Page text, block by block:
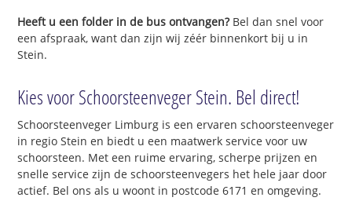
Heeft u een folder in de bus ontvangen?Bel dan snel voor
een afspraak, want dan zijn wij zéér binnenkort bij u in
Stein.
Kies voor Schoorsteenveger Stein. Bel direct!
Schoorsteenveger Limburg is een ervaren schoorsteenveger
in regio Stein en biedt u een maatwerk service voor uw
schoorsteen. Met een ruime ervaring, scherpe prijzen en
snelle service zijn de schoorsteenvegers het hele jaar door
actief. Bel ons als u woont in postcode 6171 en omgeving.